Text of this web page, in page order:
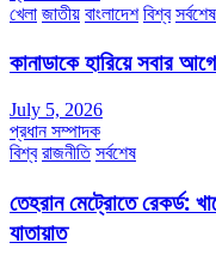
খেলা জাতীয় বাংলাদেশ বিশ্ব সর্বশেষ
কানাডাকে হারিয়ে সবার
July 5, 2026
প্রধান সম্পাদক
বিশ্ব রাজনীতি সর্বশেষ
তেহরান মেট্রোতে রেকর্ড:
যাতায়াত